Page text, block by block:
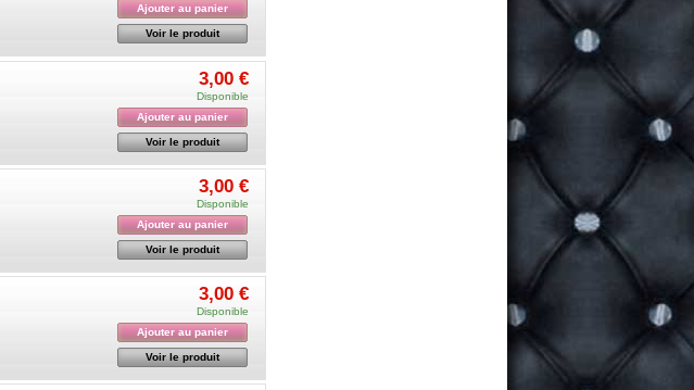
Ajouter au panier
Voir le produit
3,00 €
Disponible
Ajouter au panier
Voir le produit
3,00 €
Disponible
Ajouter au panier
Voir le produit
3,00 €
Disponible
Ajouter au panier
Voir le produit